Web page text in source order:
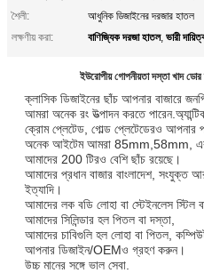
শৈলী:
আধুনিক ডিজাইনের দরজার হাতল
লক্ষণীয় করা:
বাণিজ্যিক দরজা হাতল, ভারী
ইউরোপীয় গোপনীয়তা দস্তা খাদ ডোর
ক্লাসিক ডিজাইনের ছাঁচ আপনার বাজারে
আমরা অনেক রং উত্পাদন করতে
ক্রোম প্লেটেড, গোল্ড প্লেটেডেরও আপনার
অনেক আইটেম আমরা 85mm,58mm,
আমাদের 200 টিরও বেশি ছাঁচ রয়েছে।
আমাদের প্রধান বাজার বাংলাদেশ, সংযুক্ত
ইত্যাদি।
আমাদের লক বডি লোহা বা স্টেইনলেস স্টিল
আমাদের সিলিন্ডার হল পিতল বা দস্তা,
আমাদের চাবিগুলি হল লোহা বা পিতল,
আপনার ডিজাইন/OEMও গ্রহণ করুন।
উচ্চ মানের সঙ্গে ভাল সেবা.